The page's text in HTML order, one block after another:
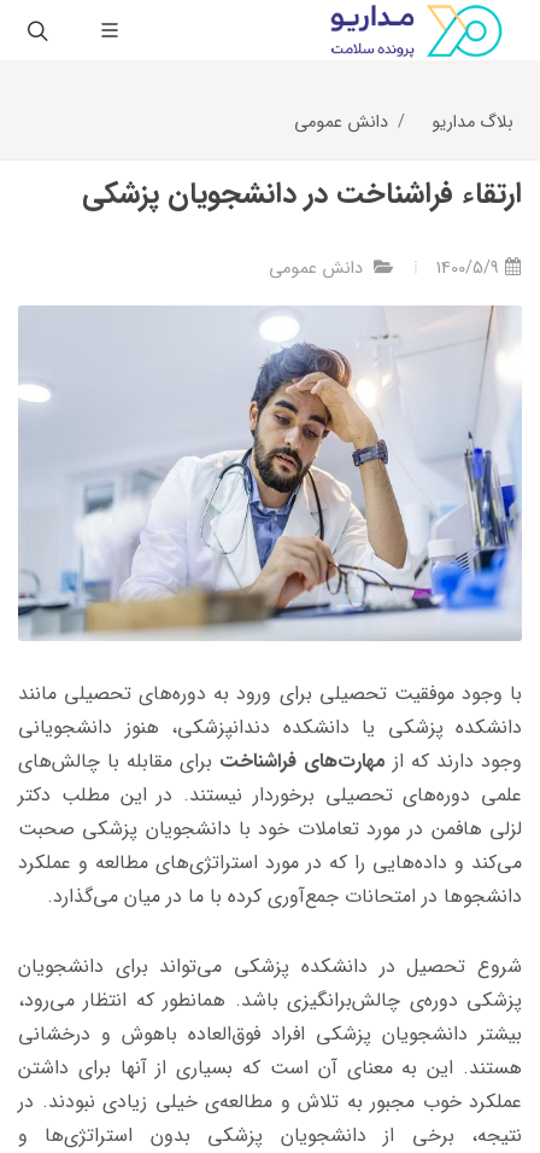
بلاگ مداریو دانش عمومی
ارتقاء فراشناخت در دانشجویان پزشکی
1400/5/9 دانش عمومی
با وجود موفقیت تحصیلی برای ورود به دوره‌های تحصیلی مانند
دانشکده پزشکی یا دانشکده دندانپزشکی، هنوز دانشجویانی
وجود دارند که از مهارت‌های فراشناخت برای مقابله با چالش‌های
علمی دوره‌های تحصیلی برخوردار نیستند. در این مطلب دکتر
لزلی هافمن در مورد تعاملات خود با دانشجویان پزشکی صحبت
می‌کند و داده‌هایی را که در مورد استراتژی‌های مطالعه و عملکرد
دانشجوها در امتحانات جمع‌آوری کرده با ما در میان می‌گذارد.
شروع تحصیل در دانشکده پزشکی می‌تواند برای دانشجویان
پزشکی دوره‌ی چالش‌برانگیزی باشد. همانطور که انتظار می‌رود،
بیشتر دانشجویان پزشکی افراد فوق‌العاده باهوش و درخشانی
هستند. این به معنای آن است که بسیاری از آنها برای داشتن
عملکرد خوب مجبور به تلاش و مطالعه‌ی خیلی زیادی نبودند. در
نتیجه، برخی از دانشجویان پزشکی بدون استراتژی‌ها و